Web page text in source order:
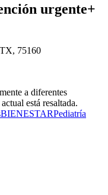
urgente+
75160
a diferentes
está resaltada.
BIENESTARPediatría